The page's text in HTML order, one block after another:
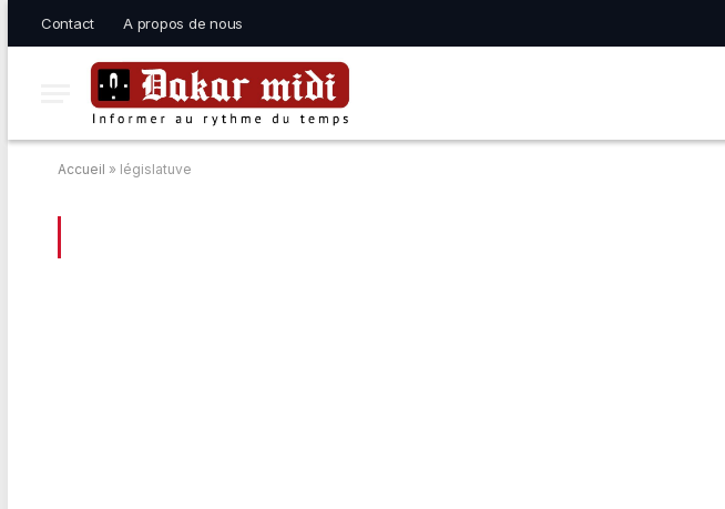
Contact A propos de nous
Accueil » législatuve